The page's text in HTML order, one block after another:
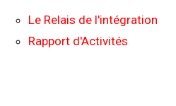
Le Relais de l'intégration
Rapport d'Activités